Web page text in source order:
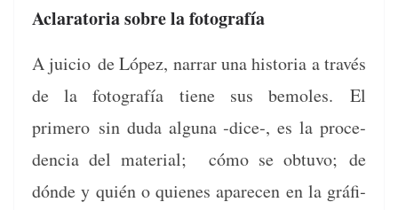
Aclaratoria sobre la fotografía
A juicio de López, nar­rar una his­to­ria a través
de la fotografía tiene sus bemoles. El
primero sin duda algu­na ‑dice‑, es la proce­
den­cia del mate­r­i­al; cómo se obtu­vo; de
dónde y quién o quienes apare­cen en la grá­fi­